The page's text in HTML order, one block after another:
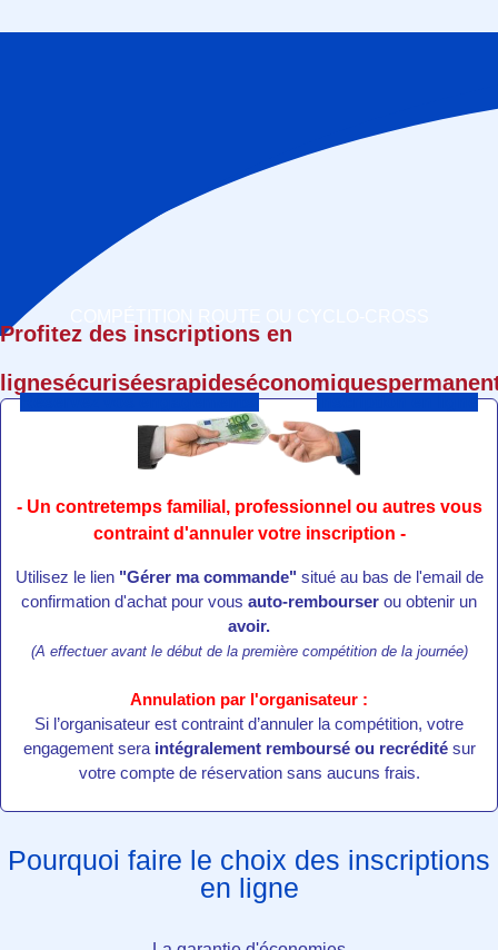
Profitez des inscriptions en
lignesécuriséesrapideséconomiques
- Un contretemps familial, professionnel ou autres vous
contraint d'annuler votre inscription -
Utilisez le lien "Gérer ma commande" situé au bas de l'email de
confirmation d'achat pour vous auto-rembourser ou obtenir un
avoir.
(A effectuer avant le début de la première compétition de la journée)
Annulation par l'organisateur :
Si l’organisateur est contraint d’annuler la compétition, votre
engagement sera intégralement remboursé ou recréditésur
votre compte de réservation sans aucuns frais.
Pourquoi faire le choix des inscriptions
en ligne